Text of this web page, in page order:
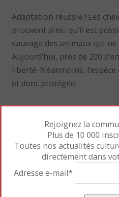
Adaptation réussie ! Les
prouvent ainsi qu’il est
sauvage des animaux qui ne
Aujourd’hui, près de 200
liberté. Néanmoins,
et donc protégée.
Retrouvez l’histoire
de Jean-Luc Berthier,
à la Ménagerie du Jardin
vraie de Pamir, le cheval de
Mettre en favori le
Rejoignez la
Plus de 10 000
Toutes nos actualités
directement dans
Adresse e-mail*